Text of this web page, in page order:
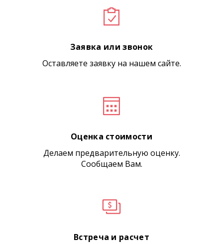
Заявка или звонок
Оставляете заявку на нашем сайте.
Оценка стоимости
Делаем предварительную оценку.
Сообщаем Вам.
Встреча и расчет